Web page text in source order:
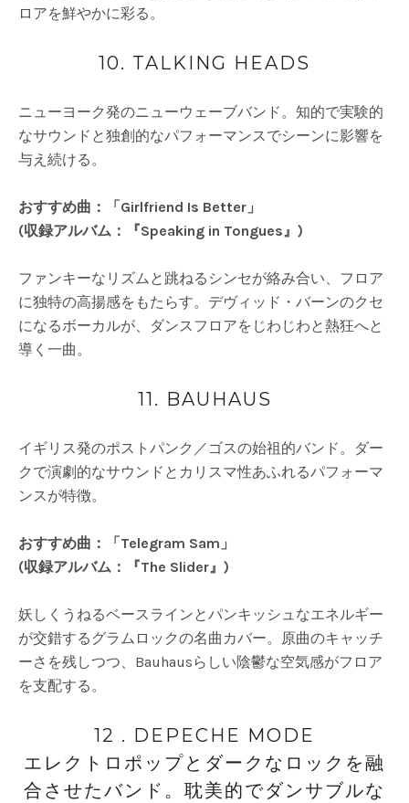
ロアを鮮やかに彩る。
10. TALKING HEADS
ニューヨーク発のニューウェーブバンド。知的で実験的
なサウンドと独創的なパフォーマンスでシーンに影響を
与え続ける。
おすすめ曲：「Girlfriend Is Better」
(収録アルバム：『Speaking in Tongues』)
ファンキーなリズムと跳ねるシンセが絡み合い、フロア
に独特の高揚感をもたらす。デヴィッド・バーンのクセ
になるボーカルが、ダンスフロアをじわじわと熱狂へと
導く一曲。
11. BAUHAUS
イギリス発のポストパンク／ゴスの始祖的バンド。ダー
クで演劇的なサウンドとカリスマ性あふれるパフォーマ
ンスが特徴。
おすすめ曲：「Telegram Sam」
(収録アルバム：『The Slider』)
妖しくうねるベースラインとパンキッシュなエネルギー
が交錯するグラムロックの名曲カバー。原曲のキャッチ
ーさを残しつつ、Bauhausらしい陰鬱な空気感がフロア
を支配する。
12 . DEPECHE MODE
エレクトロポップとダークなロックを融
合させたバンド。耽美的でダンサブルな